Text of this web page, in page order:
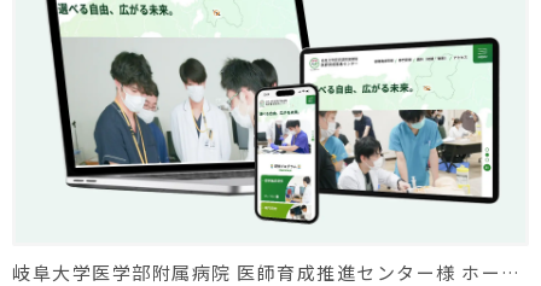
岐阜大学医学部附属病院 医師育成推進センター様 ホームページフルリニューアル